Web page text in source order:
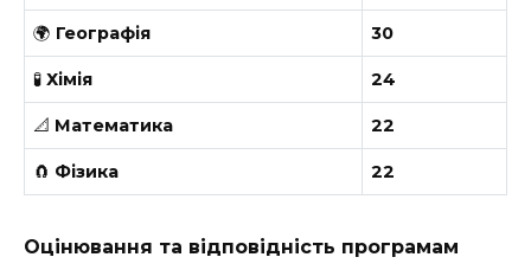
🌍 Географія 30
🧪Хімія 24
📐 Математика 22
🧲 Фізика 22
Оцінювання та відповідність програмам